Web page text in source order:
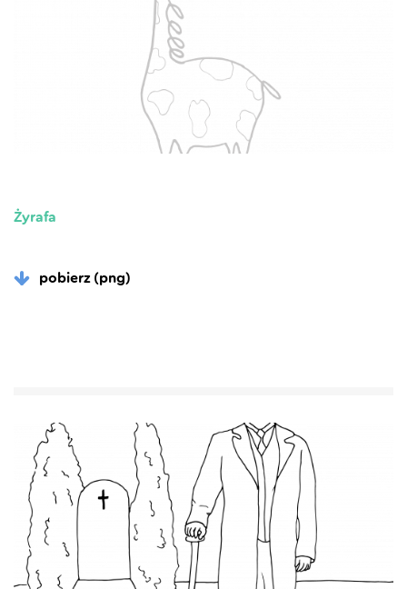
Żyrafa
pobierz (png)